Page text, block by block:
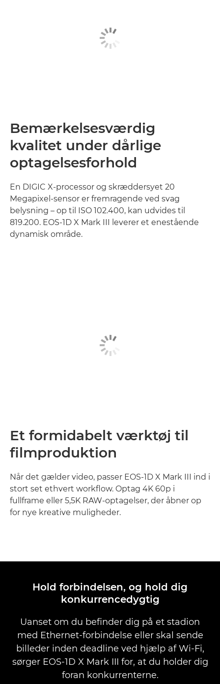
Bemærkelsesværdig
kvalitet under dårlige
optagelsesforhold
En DIGIC X-processor og skræddersyet 20
Megapixel-sensor er fremragende ved svag
belysning – op til ISO 102.400, kan udvides til
819.200. EOS-1D X Mark III leverer et enestående
dynamisk område.
Et formidabelt værktøj til
filmproduktion
Når det gælder video, passer EOS-1D X Mark III ind i
stort set ethvert workflow. Optag 4K 60p i
fullframe eller 5,5K RAW-optagelser, der åbner op
for nye kreative muligheder.
Hold forbindelsen, og hold dig
konkurrencedygtig
Uanset om du befinder dig på et stadion
med Ethernet-forbindelse eller skal sende
billeder inden deadline ved hjælp af Wi-Fi,
sørger EOS-1D X Mark III for, at du holder dig
foran konkurrenterne.